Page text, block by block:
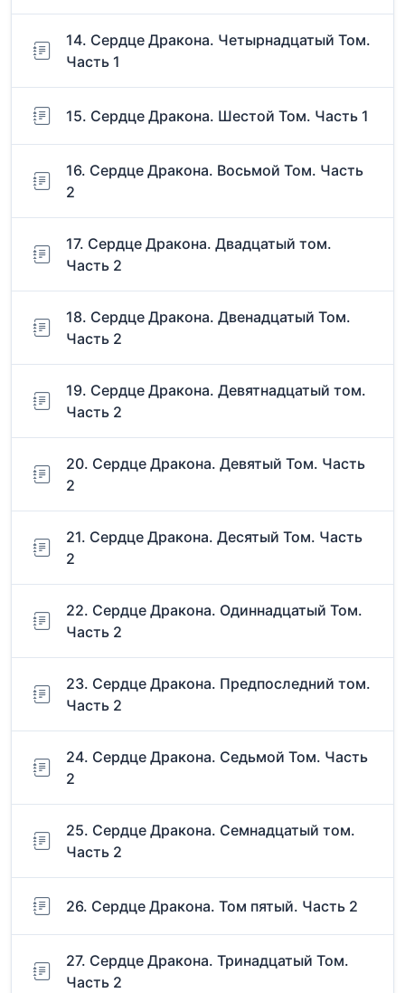
14. Сердце Дракона. Четырнадцатый Том.
Часть 1
15. Сердце Дракона. Шестой Том. Часть 1
16. Сердце Дракона. Восьмой Том. Часть
2
17. Сердце Дракона. Двадцатый том.
Часть 2
18. Сердце Дракона. Двенадцатый Том.
Часть 2
19. Сердце Дракона. Девятнадцатый том.
Часть 2
20. Сердце Дракона. Девятый Том. Часть
2
21. Сердце Дракона. Десятый Том. Часть
2
22. Сердце Дракона. Одиннадцатый Том.
Часть 2
23. Сердце Дракона. Предпоследний том.
Часть 2
24. Сердце Дракона. Седьмой Том. Часть
2
25. Сердце Дракона. Семнадцатый том.
Часть 2
26. Сердце Дракона. Том пятый. Часть 2
27. Сердце Дракона. Тринадцатый Том.
Часть 2